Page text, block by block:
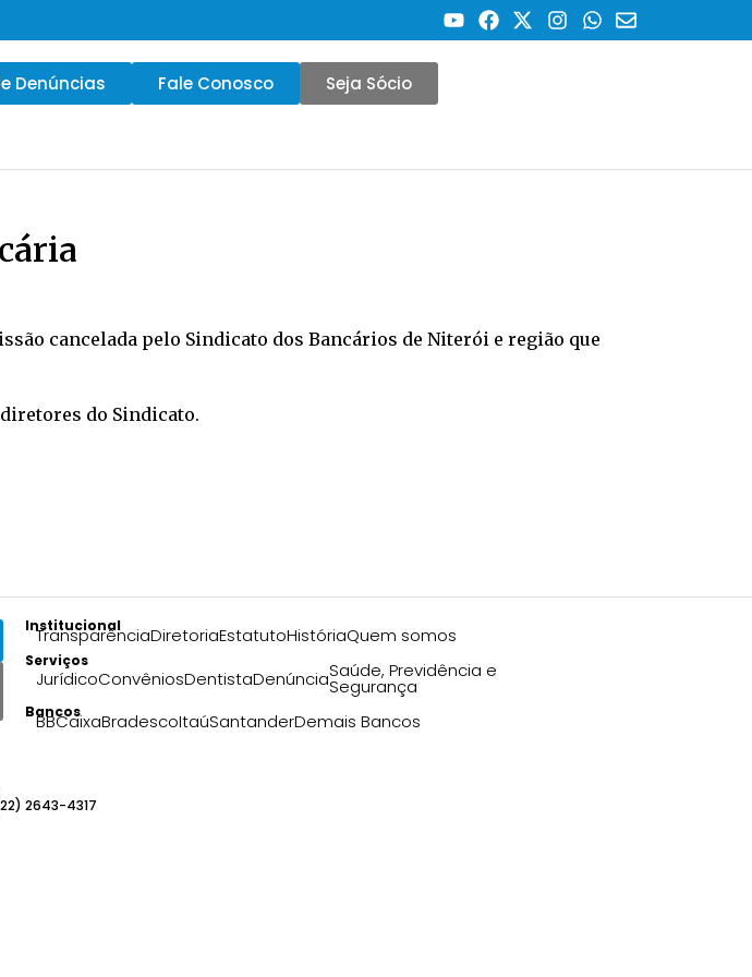
Denúncias Fale Conosco Seja Sócio
cancelada pelo Sindicato dos Bancários de Niterói e região que
do Sindicato.
Institucional
TransparênciaDiretoriaEstatutoHistóriaQuem somos
Serviços
JurídicoConvêniosDentistaDenúnciaSaúde, Previdência e
Segurança
Bancos
BBCaixaBradescoItaúSantanderDemais Bancos
2643-4317